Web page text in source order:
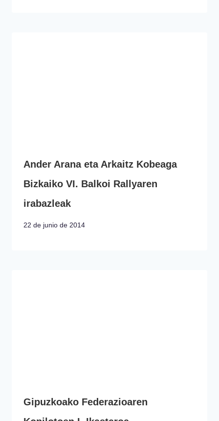
Ander Arana eta Arkaitz Kobeaga
Bizkaiko VI. Balkoi Rallyaren
irabazleak
22 de junio de 2014
Gipuzkoako Federazioaren